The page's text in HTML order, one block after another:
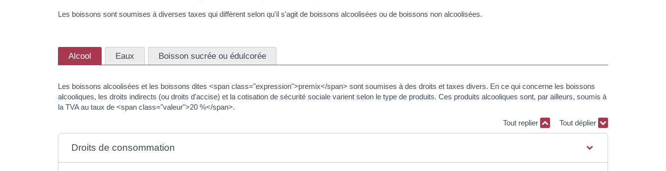
Les boissons sont soumises à diverses taxes qui diffèrent selon qu'il s'agit de boissons alcoolisées ou de boissons non alcoolisées.
Alcool Eaux Boisson sucrée ou édulcorée
Les boissons alcoolisées et les boissons dites <span class="expression">premix</span> sont soumises à des droits et taxes divers. En ce qui concerne les boissons
alcooliques, les droits indirects (ou droits d'accise) et la cotisation de sécurité sociale varient selon le type de produits. Ces produits alcooliques sont, par ailleurs, soumis à
la TVA au taux de <span class="valeur">20 %</span>.
Tout replier
Tout déplier
Droits de consommation